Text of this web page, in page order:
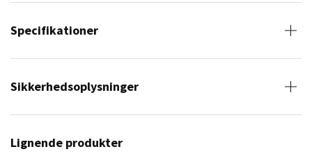
Specifikationer
Sikkerhedsoplysninger
Lignende produkter